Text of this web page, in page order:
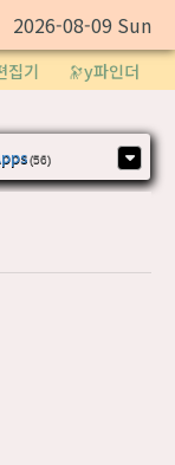
2026-08-09 Sun
집기 🔭y파인더
(56)